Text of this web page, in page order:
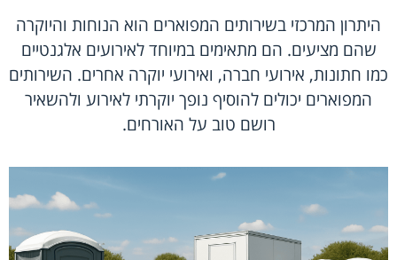
היתרון המרכזי בשירותים המפוארים הוא הנוחות והיוקרה
שהם מציעים. הם מתאימים במיוחד לאירועים אלגנטיים
כמו חתונות, אירועי חברה, ואירועי יוקרה אחרים. השירותים
המפוארים יכולים להוסיף נופך יוקרתי לאירוע ולהשאיר
רושם טוב על האורחים.